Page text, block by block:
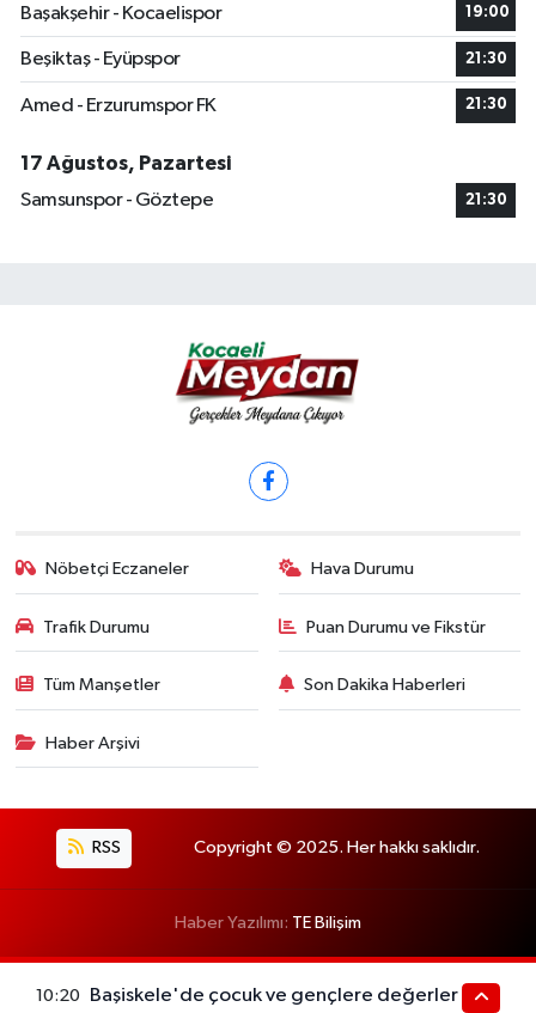
Başakşehir - Kocaelispor
19:00
Beşiktaş - Eyüpspor 21:30
Amed - Erzurumspor FK 21:30
17 Ağustos, Pazartesi
Samsunspor - Göztepe
21:30
Nöbetçi Eczaneler Hava Durumu
Trafik Durumu Puan Durumu ve Fikstür
Tüm Manşetler Son Dakika Haberleri
Haber Arşivi
RSS Copyright © 2025. Her hakkı saklıdır.
Haber Yazılımı: TE Bilişim
10:20
Başiskele'de çocuk ve gençlere değerler